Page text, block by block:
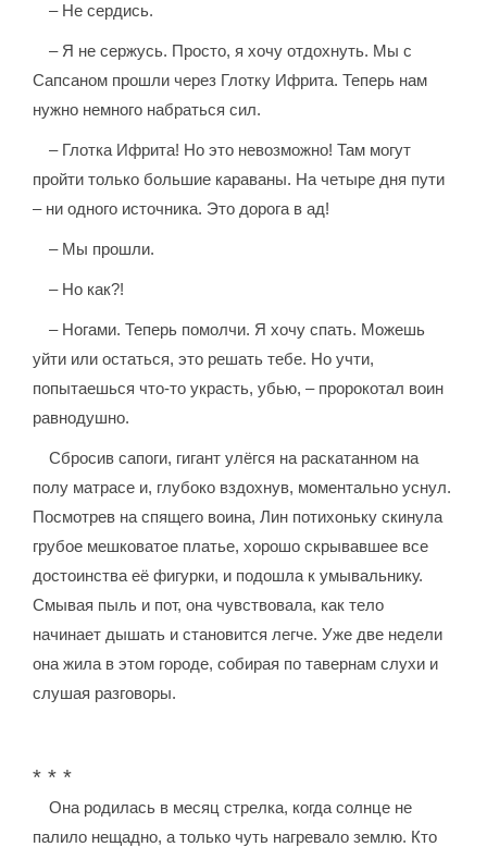
– Не сердись.
– Я не сержусь. Просто, я хочу отдохнуть. Мы с
Сапсаном прошли через Глотку Ифрита. Теперь нам
нужно немного набраться сил.
– Глотка Ифрита! Но это невозможно! Там могут
пройти только большие караваны. На четыре дня пути
– ни одного источника. Это дорога в ад!
– Мы прошли.
– Но как?!
– Ногами. Теперь помолчи. Я хочу спать. Можешь
уйти или остаться, это решать тебе. Но учти,
попытаешься что-то украсть, убью, – пророкотал воин
равнодушно.
Сбросив сапоги, гигант улёгся на раскатанном на
полу матрасе и, глубоко вздохнув, моментально уснул.
Посмотрев на спящего воина, Лин потихоньку скинула
грубое мешковатое платье, хорошо скрывавшее все
достоинства её фигурки, и подошла к умывальнику.
Смывая пыль и пот, она чувствовала, как тело
начинает дышать и становится легче. Уже две недели
она жила в этом городе, собирая по тавернам слухи и
слушая разговоры.
* * *
Она родилась в месяц стрелка, когда солнце не
палило нещадно, а только чуть нагревало землю. Кто